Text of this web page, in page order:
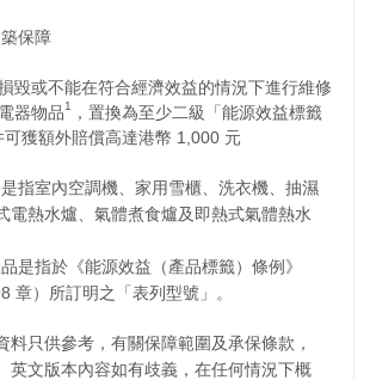
保障
毀或不能在符合經濟效益的情況下進行維修
器物品1
，置換為至少二級「能源效益標籤
可獲額外賠償高達港幣 1,000 元
指室內空調機、家用雪櫃、洗衣機、抽濕
電熱水爐、氣體煮食爐及即熱式氣體熱水
是指於《能源效益（產品標籤）條例》
章）所訂明之「表列型號」。
料只供參考，有關保障範圍及承保條款，
英文版本內容如有歧義，在任何情況下概